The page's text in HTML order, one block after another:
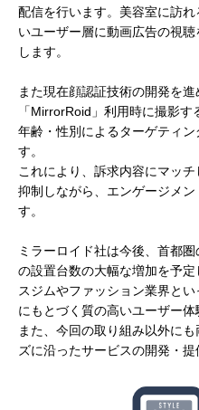
配信を行います。美容室に訪
いユーザー層に動画広告の視
します。
また現在顔認証技術の開発を
「MirrorRoid」利用時に撮影
年齢・性別によるターゲティ
す。
これにより、訴求内容にマッ
抑制しながら、エンゲージメ
す。
ミラーロイド社は今後、首都
の設置台数の大幅な増加を予
スジムやファッション業界と
にもとづく質の高いユーザー体
また、今回の取り組み以外に
ズに沿ったサービスの開発・提